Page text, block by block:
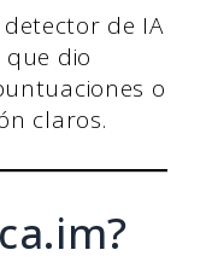
de IA
dio
o
claros.